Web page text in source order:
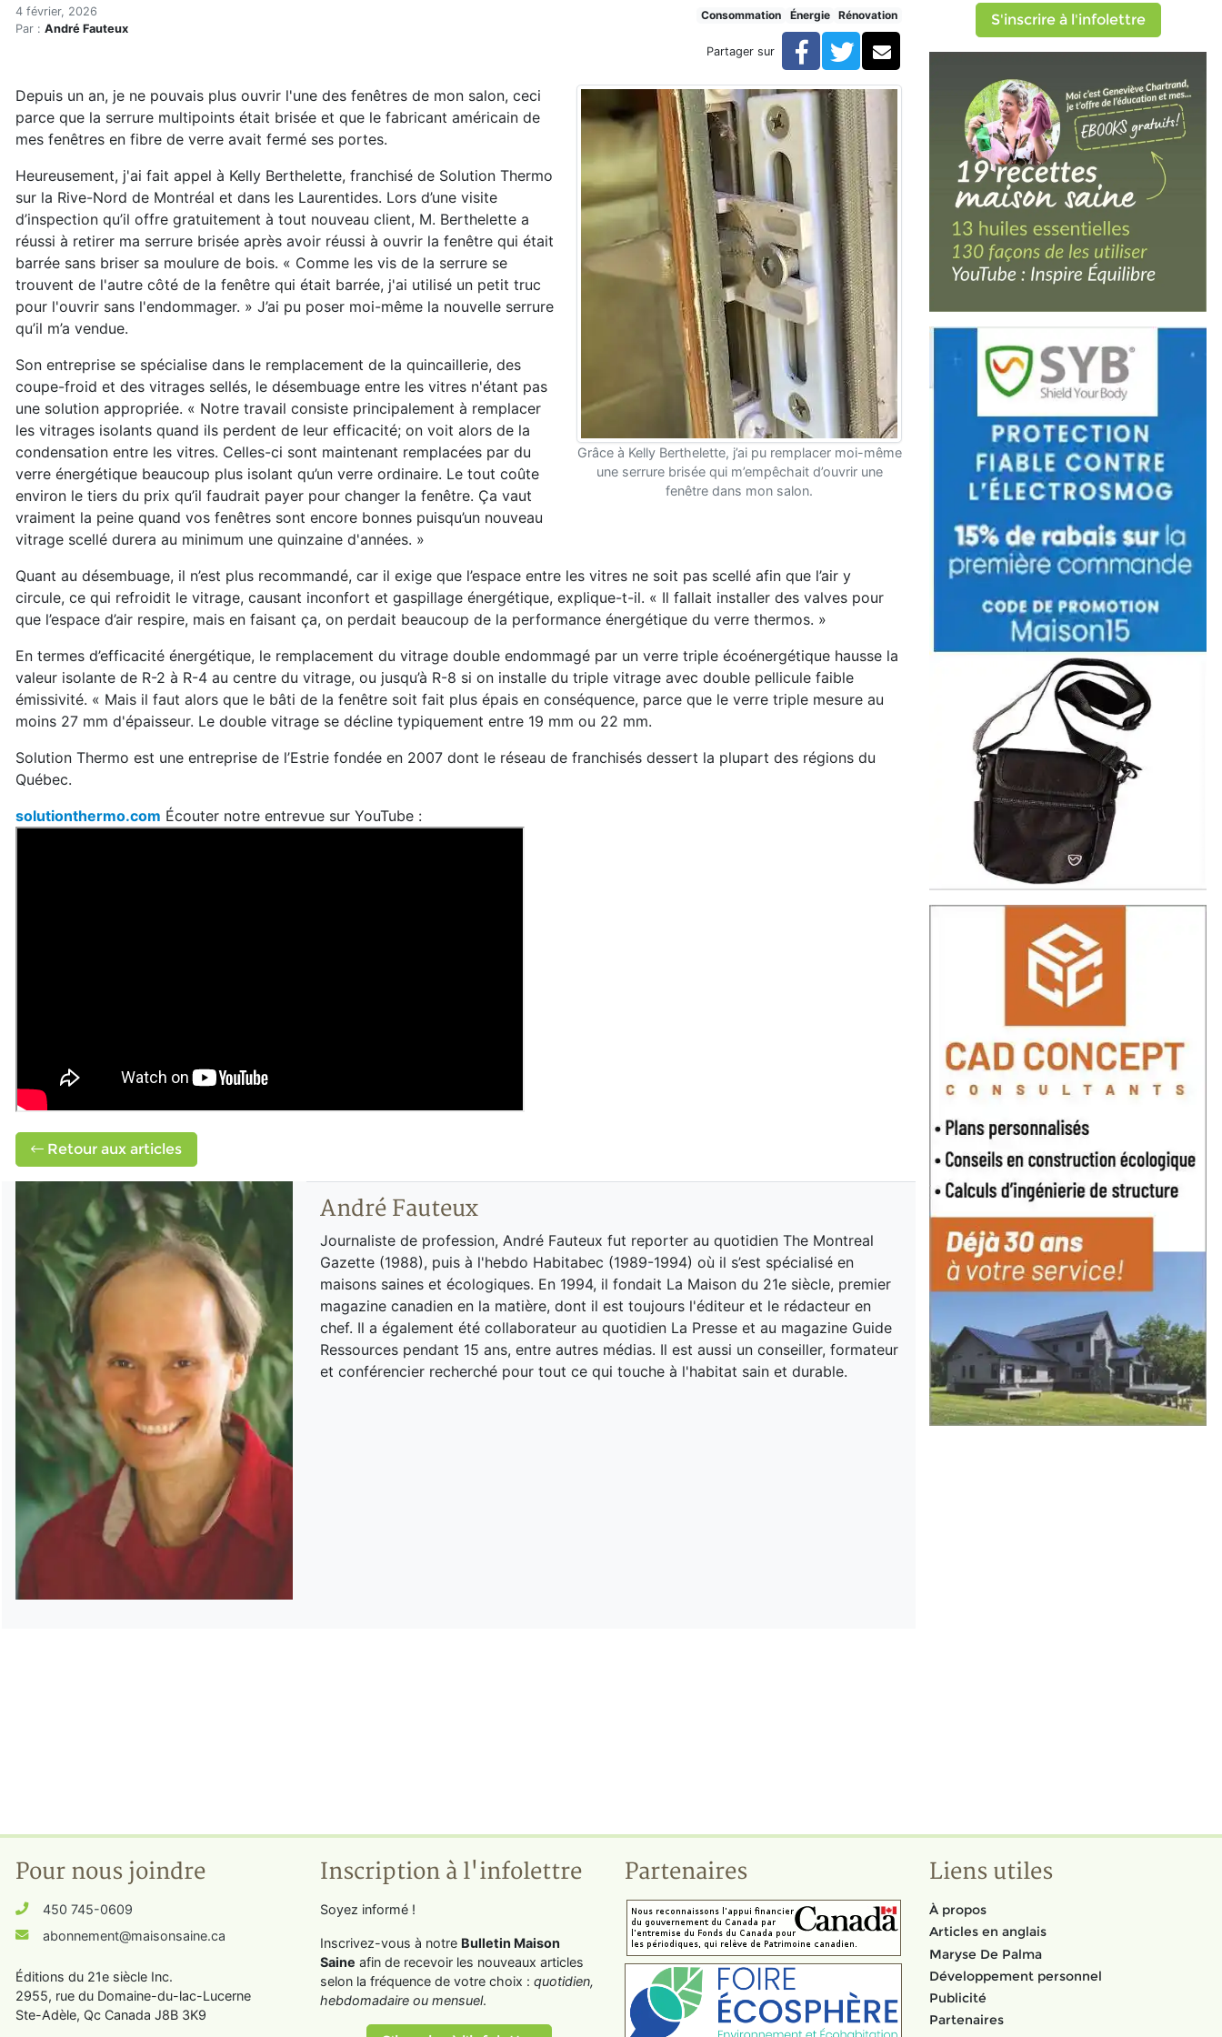
Accueil
Articles
Solution Thermo répare les fenêtres défectueuses
Solution Thermo répare les fenêtres défectueuses
4 février, 2026
Par : André Fauteux
Consommation Énergie Rénovation
Partager sur Facebook
TwitterCourriel
Grâce à Kelly Berthelette, j’ai pu remplacer moi-même
une serrure brisée qui m’empêchait d’ouvrir une
fenêtre dans mon salon.
Depuis un an, je ne pouvais plus ouvrir l'une des fenêtres de mon salon, ceci
parce que la serrure multipoints était brisée et que le fabricant américain de
mes fenêtres en fibre de verre avait fermé ses portes.
Heureusement, j'ai fait appel à Kelly Berthelette, franchisé de Solution Thermo
sur la Rive-Nord de Montréal et dans les Laurentides. Lors d’une visite
d’inspection qu’il offre gratuitement à tout nouveau client, M. Berthelette a
réussi à retirer ma serrure brisée après avoir réussi à ouvrir la fenêtre qui était
barrée sans briser sa moulure de bois. « Comme les vis de la serrure se
trouvent de l'autre côté de la fenêtre qui était barrée, j'ai utilisé un petit truc
pour l'ouvrir sans l'endommager. » J’ai pu poser moi-même la nouvelle serrure
qu’il m’a vendue.
Son entreprise se spécialise dans le remplacement de la quincaillerie, des
coupe-froid et des vitrages sellés, le désembuage entre les vitres n'étant pas
une solution appropriée. « Notre travail consiste principalement à remplacer
les vitrages isolants quand ils perdent de leur efficacité; on voit alors de la
condensation entre les vitres. Celles-ci sont maintenant remplacées par du
verre énergétique beaucoup plus isolant qu’un verre ordinaire. Le tout coûte
environ le tiers du prix qu’il faudrait payer pour changer la fenêtre. Ça vaut
vraiment la peine quand vos fenêtres sont encore bonnes puisqu’un nouveau
vitrage scellé durera au minimum une quinzaine d'années. »
Quant au désembuage, il n’est plus recommandé, car il exige que l’espace entre les vitres ne soit pas scellé afin que l’air y
circule, ce qui refroidit le vitrage, causant inconfort et gaspillage énergétique, explique-t-il. « Il fallait installer des valves pour
que l’espace d’air respire, mais en faisant ça, on perdait beaucoup de la performance énergétique du verre thermos. »
En termes d’efficacité énergétique, le remplacement du vitrage double endommagé par un verre triple écoénergétique hausse la
valeur isolante de R-2 à R-4 au centre du vitrage, ou jusqu’à R-8 si on installe du triple vitrage avec double pellicule faible
émissivité. « Mais il faut alors que le bâti de la fenêtre soit fait plus épais en conséquence, parce que le verre triple mesure au
moins 27 mm d'épaisseur. Le double vitrage se décline typiquement entre 19 mm ou 22 mm.
Solution Thermo est une entreprise de l’Estrie fondée en 2007 dont le réseau de franchisés dessert la plupart des régions du
Québec.
solutionthermo.com Écouter notre entrevue sur YouTube :
Retour aux articles
André Fauteux
Journaliste de profession, André Fauteux fut reporter au quotidien The Montreal
Gazette (1988), puis à l'hebdo Habitabec (1989-1994) où il s’est spécialisé en
maisons saines et écologiques. En 1994, il fondait La Maison du 21e siècle, premier
magazine canadien en la matière, dont il est toujours l'éditeur et le rédacteur en
chef. Il a également été collaborateur au quotidien La Presse et au magazine Guide
Ressources pendant 15 ans, entre autres médias. Il est aussi un conseiller, formateur
et conférencier recherché pour tout ce qui touche à l'habitat sain et durable.
S'inscrire à l'infolettre
Pour nous joindre
450 745-0609
abonnement@maisonsaine.ca
Éditions du 21e siècle Inc.
2955, rue du Domaine-du-lac-Lucerne
Ste-Adèle, Qc Canada J8B 3K9
Inscription à l'infolettre
Soyez informé !
Inscrivez-vous à notre Bulletin Maison
Saine afin de recevoir les nouveaux articles
selon la fréquence de votre choix : quotidien,
hebdomadaire ou mensuel.
Partenaires Liens utiles
À propos
Articles en anglais
Maryse De Palma
Développement personnel
Publicité
Partenaires